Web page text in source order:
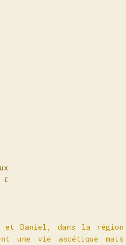
€
et Daniel, dans la région
une vie ascétique mais